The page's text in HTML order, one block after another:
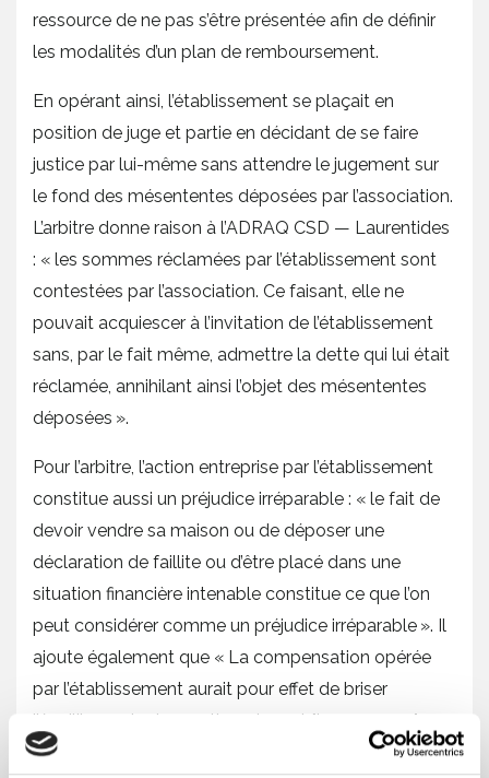
ressource de ne pas s’être présentée afin de définir
les modalités d’un plan de remboursement.
En opérant ainsi, l’établissement se plaçait en
position de juge et partie en décidant de se faire
justice par lui-même sans attendre le jugement sur
le fond des mésententes déposées par l’association.
L’arbitre donne raison à l’ADRAQ CSD — Laurentides
: « les sommes réclamées par l’établissement sont
contestées par l’association. Ce faisant, elle ne
pouvait acquiescer à l’invitation de l’établissement
sans, par le fait même, admettre la dette qui lui était
réclamée, annihilant ainsi l’objet des mésententes
déposées ».
Pour l’arbitre, l’action entreprise par l’établissement
constitue aussi un préjudice irréparable : « le fait de
devoir vendre sa maison ou de déposer une
déclaration de faillite ou d’être placé dans une
situation financière intenable constitue ce que l’on
peut considérer comme un préjudice irréparable ». Il
ajoute également que « La compensation opérée
par l’établissement aurait pour effet de briser
l’équilibre entre les parties, plaçant [la ressource]
dans un contexte financier mettant en péril à la fois